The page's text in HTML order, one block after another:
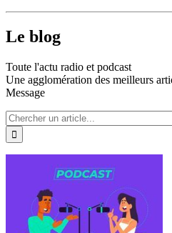
Le blog
Toute l'actu radio et podcast
Une agglomération des meilleurs
Message